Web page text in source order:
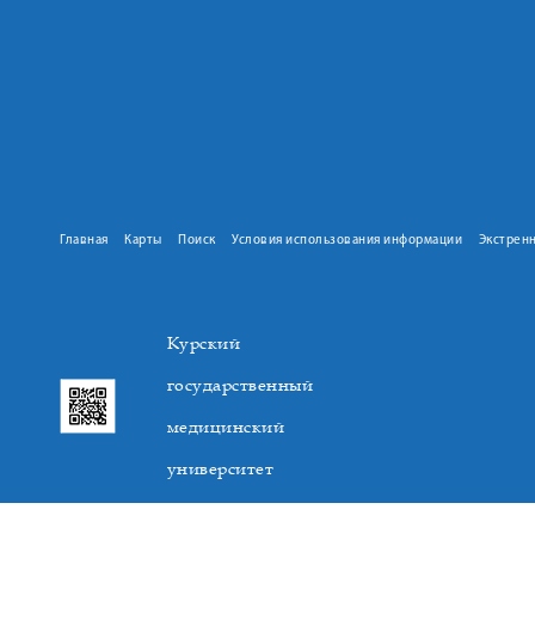
Главная Карты Поиск Условия использования информации
Курский
государственный
медицинский
университет